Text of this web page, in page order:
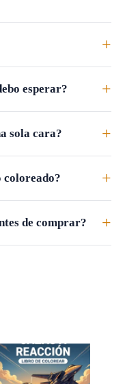
+
esperar? +
sola cara? +
coloreado? +
de comprar? +